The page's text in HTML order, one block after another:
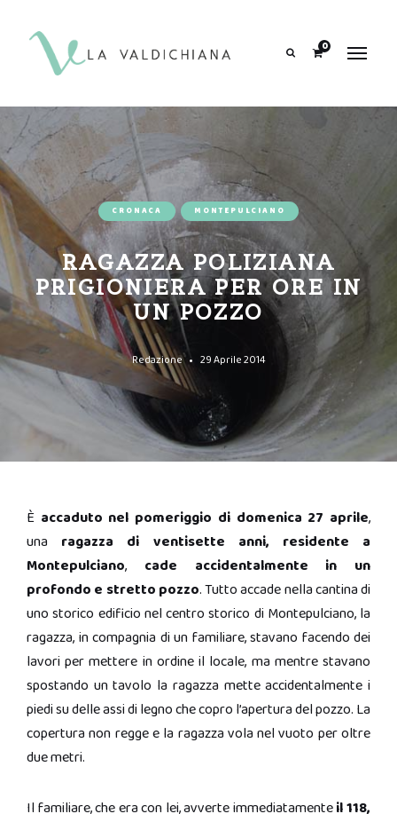
0
CRONACA MONTEPULCIANO
RAGAZZA POLIZIANA
PRIGIONIERA PER ORE IN
UN POZZO
Redazione 29 Aprile 2014
È accaduto nel pomeriggio di domenica 27 aprile,
una ragazza di ventisette anni, residente a
Montepulciano, cade accidentalmente in un
profondo e stretto pozzo. Tutto accade nella cantina di
uno storico edificio nel centro storico di Montepulciano, la
ragazza, in compagnia di un familiare, stavano facendo dei
lavori per mettere in ordine il locale, ma mentre stavano
spostando un tavolo la ragazza mette accidentalmente i
piedi su delle assi di legno che copro l’apertura del pozzo. La
copertura non regge e la ragazza vola nel vuoto per oltre
due metri.
Il familiare, che era con lei, avverte immediatamenteil 118,